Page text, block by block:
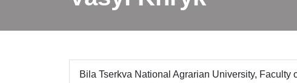
Bila Tserkva National Agrarian University, Faculty